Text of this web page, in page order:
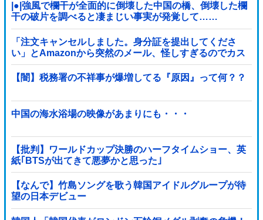
|●|強風で欄干が全面的に倒壊した中国の橋、倒壊した欄
干の破片を調べると凄まじい事実が発覚して……
「注文キャンセルしました。身分証を提出してくださ
い」とAmazonから突然のメール、怪しすぎるのでカス
タマーに確認したら……
【闇】税務署の不祥事が爆増してる『原因』って何？？
中国の海水浴場の映像があまりにも・・・
【批判】ワールドカップ決勝のハーフタイムショー、英
紙｢BTSが出てきて悪夢かと思った｣
【なんで】竹島ソングを歌う韓国アイドルグループが待
望の日本デビュー